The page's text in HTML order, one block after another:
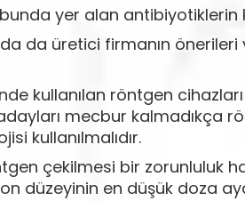
yer alan antibiyotiklerin
da üretici firmanın
kullanılan röntgen
mecbur kalmadıkça
kullanılmalıdır.
çekilmesi bir zorunluluk
düzeyinin en düşük doza